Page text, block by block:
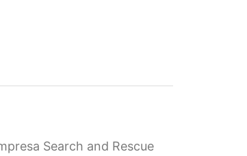
Search and Rescue